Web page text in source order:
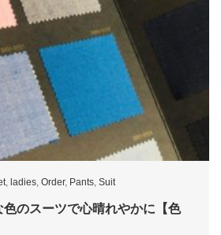
, ladies, Order, Pants, Suit
色のスーツで心晴れやかに【色